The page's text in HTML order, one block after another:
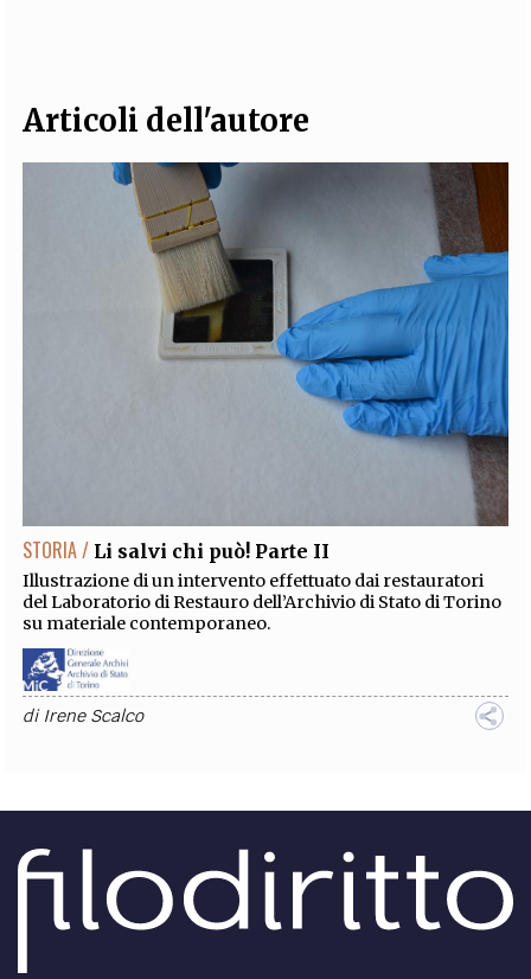
Articoli dell'autore
STORIA / Li salvi chi può! Parte II
Illustrazione di un intervento effettuato dai restauratori
del Laboratorio di Restauro dell’Archivio di Stato di Torino
su materiale contemporaneo.
di Irene Scalco